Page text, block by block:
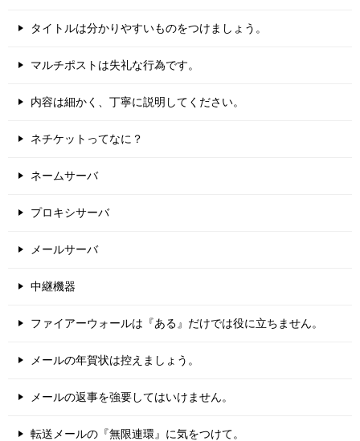
タイトルは分かりやすいものをつけましょう。
マルチポストは失礼な行為です。
内容は細かく、丁寧に説明してください。
ネチケットってなに？
ネームサーバ
プロキシサーバ
メールサーバ
中継機器
ファイアーウォールは『ある』だけでは役に立ちません。
メールの年賀状は控えましょう。
メールの返事を強要してはいけません。
転送メールの『無限連環』に気をつけて。